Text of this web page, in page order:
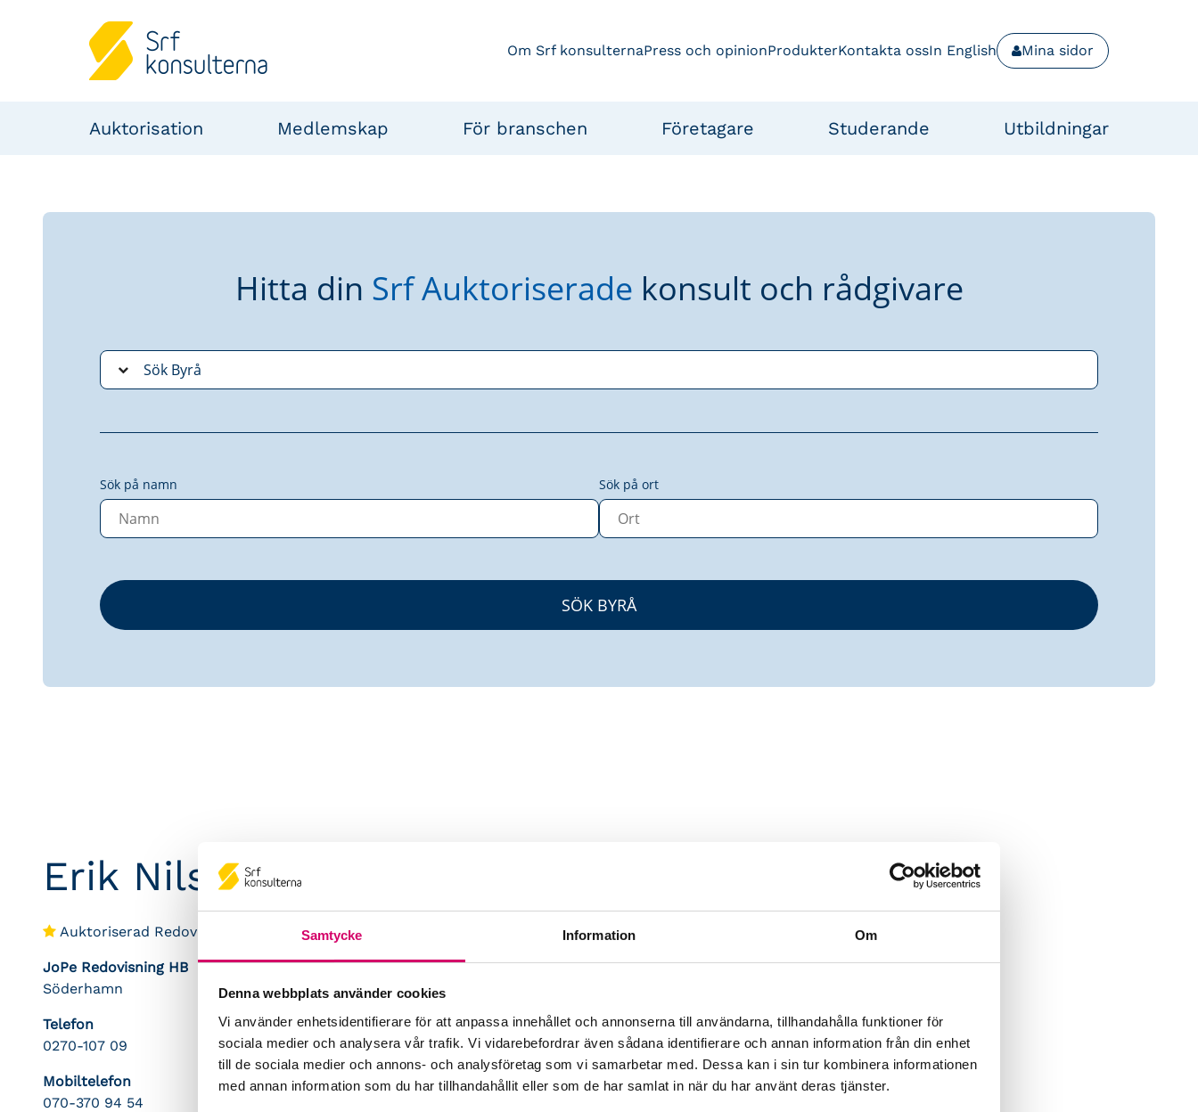
Samtycke Information Om
Denna webbplats använder cookies
Vi använder enhetsidentifierare för att anpassa innehållet och annonserna till användarna, tillhandahålla funktioner för
sociala medier och analysera vår trafik. Vi vidarebefordrar även sådana identifierare och annan information från din enhet
till de sociala medier och annons- och analysföretag som vi samarbetar med. Dessa kan i sin tur kombinera informationen
med annan information som du har tillhandahållit eller som de har samlat in när du har använt deras tjänster.
Om Srf konsulternaPress och opinionProdukterKontakta ossIn English Mina sidor
Auktorisation Medlemskap För branschen Företagare Studerande Utbildningar
Hitta din Srf Auktoriserade konsult och rådgivare
Sök på namn Sök på ort
Erik Nilsson
Auktoriserad Redovisningskonsult
JoPe Redovisning HB
Söderhamn
Telefon
0270-107 09
Mobiltelefon
070-370 94 54